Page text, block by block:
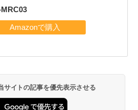
サイトの記事を優先表示させる